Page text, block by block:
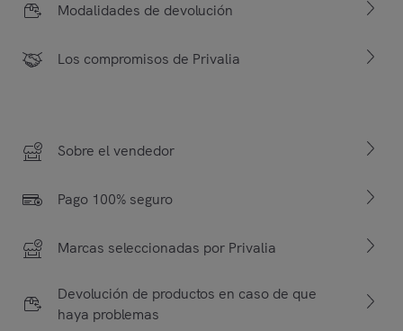
Modalidades de devolución
Los compromisos de Privalia
Sobre el vendedor
Pago 100% seguro
Marcas seleccionadas por Privalia
Devolución de productos en caso de que
haya problemas